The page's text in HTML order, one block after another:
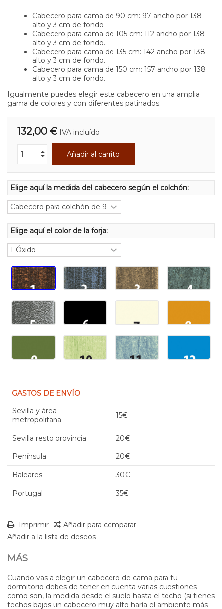
Cabecero para cama de 90 cm: 97 ancho por 138
alto y 3 cm de fondo
Cabecero para cama de 105 cm: 112 ancho por 138
alto y 3 cm de fondo.
Cabecero para cama de 135 cm: 142 ancho por 138
alto y 3 cm de fondo.
Cabecero para cama de 150 cm: 157 ancho por 138
alto y 3 cm de fondo.
Igualmente puedes elegir este cabecero en una amplia
gama de colores y con diferentes patinados.
132,00 € IVA incluído
Añadir al carrito
Elige aquí la medida del cabecero según el colchón:
Elige aquí el color de la forja:
GASTOS DE ENVÍO
Sevilla y área
metropolitana
15€
Sevilla resto provincia 20€
Península 20€
Baleares 30€
Portugal 35€
Imprimir
Añadir para comparar
Añadir a la lista de deseos
MÁS
Cuando vas a elegir un cabecero de cama para tu
dormitorio debes de tener en cuenta varias cuestiones
como son, la medida desde el suelo hasta el techo (si tienes
techos bajos un cabecero muy alto haría el ambiente más